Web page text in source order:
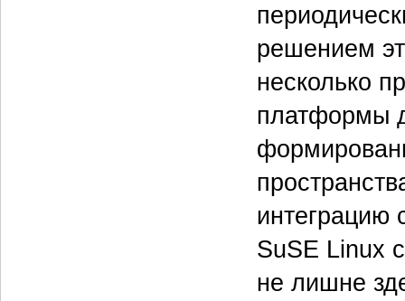
решением
несколько
платформы
интеграцию
SuSE Linux
не лишне